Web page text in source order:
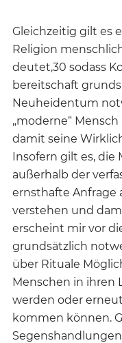
Gleichzeitig gilt es
Religion
deutet,30 sodass
bereitschaft
Neuheidentum
„moderne“
damit seine
Insofern gilt es, die
außerhalb der
ernsthafte Anfrage
verstehen und
erscheint mir vor
grundsätzlich
über Rituale
Menschen in ihren
werden oder
kommen können.